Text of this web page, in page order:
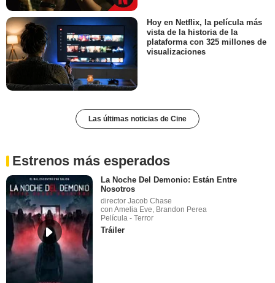
Hoy en Netflix, la película más
vista de la historia de la
plataforma con 325 millones de
visualizaciones
Las últimas noticias de Cine
Estrenos más esperados
La Noche Del Demonio: Están Entre
Nosotros
director Jacob Chase
con Amelia Eve, Brandon Perea
Película - Terror
Tráiler